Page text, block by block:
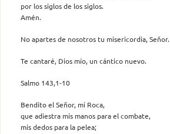
por los siglos de los siglos.
Amén.
No apartes de nosotros tu misericordia, Señor.
Te cantaré, Dios mío, un cántico nuevo.
Salmo 143,1-10
Bendito el Señor, mi Roca,
que adiestra mis manos para el combate,
mis dedos para la pelea;